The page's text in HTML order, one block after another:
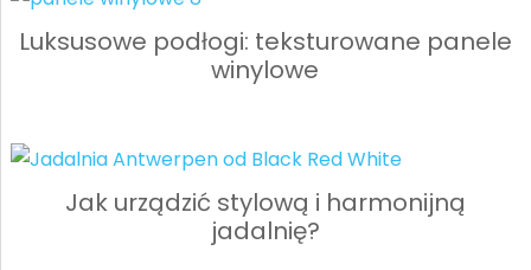
Luksusowe podłogi: teksturowane panele
winylowe
Jak urządzić stylową i harmonijną
jadalnię?